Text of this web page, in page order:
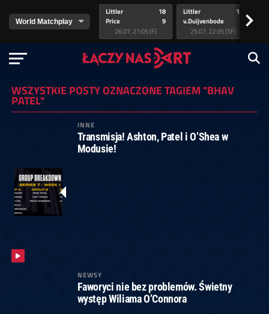
Littler
Price
18
9
26.07, 21:05 (F)
Littler
v.Duijvenbode
17
25.07, 22:35 (SF)
>
WSZYSTKIE POSTY OZNACZONE TAGIEM "BHAV
PATEL"
INNE
Transmisja! Ashton, Patel i O’Shea w
Modusie!
NEWSY
Faworyci nie bez problemów. Świetny
występ Wiliama O’Connora